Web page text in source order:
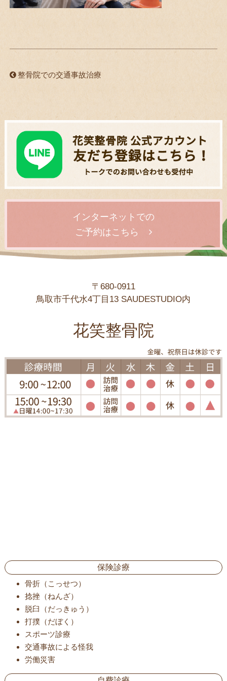
整骨院での交通事故治療
インターネットでの
ご予約はこちら
〒680-0911
鳥取市千代水4丁目13 SAUDESTUDIO内
花笑整骨院
保険診療
骨折（こっせつ）
捻挫（ねんざ）
脱臼（だっきゅう）
打撲（だぼく）
スポーツ診療
交通事故による怪我
労働災害